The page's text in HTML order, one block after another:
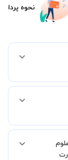
نحوه
برای برگزاری
داد.